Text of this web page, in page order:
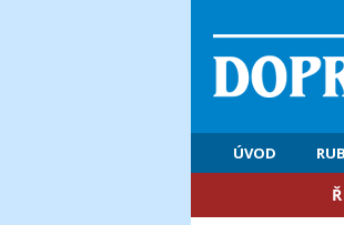
ÚVOD
​Řízení